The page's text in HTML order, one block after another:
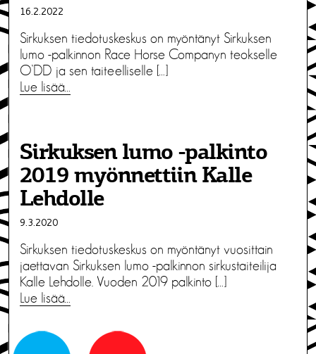
16.2.2022
Sirkuksen tiedotuskeskus on myöntänyt Sirkuksen
lumo -palkinnon Race Horse Companyn teokselle
O’DD ja sen taiteelliselle […]
Lue lisää…
Sirkuksen lumo -palkinto
2019 myönnettiin Kalle
Lehdolle
9.3.2020
Sirkuksen tiedotuskeskus on myöntänyt vuosittain
jaettavan Sirkuksen lumo -palkinnon sirkustaiteilija
Kalle Lehdolle. Vuoden 2019 palkinto […]
Lue lisää…